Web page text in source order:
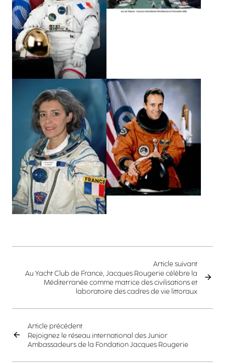
Agrandir
Article précédent
Rejoignez le réseau international des Junior
Ambassadeurs de la Fondation Jacques Rougerie
Article suivant
Au Yacht Club de France, Jacques Rougerie célèbre la
Méditerranée comme matrice des civilisations et
laboratoire des cadres de vie littoraux